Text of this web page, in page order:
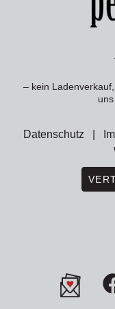
– kein
Datenschutz